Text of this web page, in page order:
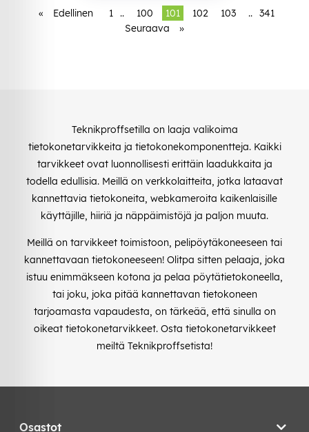
« Edellinen 1 .. 100 101 102 103 .. 341
Seuraava
»
Teknikproffsetilla on laaja valikoima
tietokonetarvikkeita ja tietokonekomponentteja. Kaikki
tarvikkeet ovat luonnollisesti erittäin laadukkaita ja
todella edullisia. Meillä on verkkolaitteita, jotka lataavat
kannettavia tietokoneita, webkameroita kaikenlaisille
käyttäjille, hiiriä ja näppäimistöjä ja paljon muuta.
Meillä on tarvikkeet toimistoon, pelipöytäkoneeseen tai
kannettavaan tietokoneeseen! Olitpa sitten pelaaja, joka
istuu enimmäkseen kotona ja pelaa pöytätietokoneella,
tai joku, joka pitää kannettavan tietokoneen
tarjoamasta vapaudesta, on tärkeää, että sinulla on
oikeat tietokonetarvikkeet. Osta tietokonetarvikkeet
meiltä Teknikproffsetista!
Osastot